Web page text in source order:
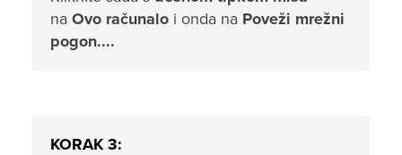
na Ovo računalo i onda na Poveži mrežni
pogon....
KORAK 3: